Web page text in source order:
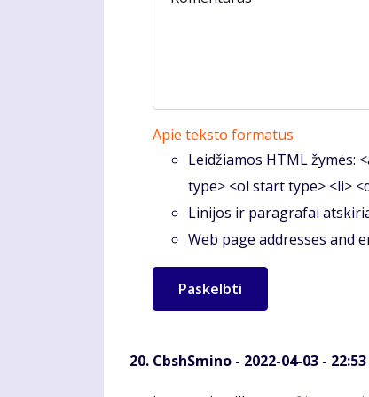
Apie teksto formatus
Leidžiamos HTML žymės:
type> <ol start type> <li>
Linijos ir paragrafai
Web page addresses and
CbshSmino - 2022-04-03 - 22:53